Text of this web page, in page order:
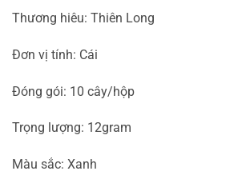
Thương hiêu: Thiên Long
Đơn vị tính: Cái
Đóng gói: 10 cây/hộp
Trọng lượng: 12gram
Màu sắc: Xanh